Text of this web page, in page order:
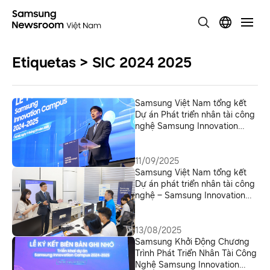
Etiquetas > SIC 2024 2025
Samsung Việt Nam tổng kết
Dự án Phát triển nhân tài công
nghệ Samsung Innovation
11/09/2025
Samsung Việt Nam tổng kết
Dự án phát triển nhân tài công
nghệ – Samsung Innovation
Quốc gia (NIC)
13/08/2025
Samsung Khởi Động Chương
Trình Phát Triển Nhân Tài Công
Nghệ Samsung Innovation